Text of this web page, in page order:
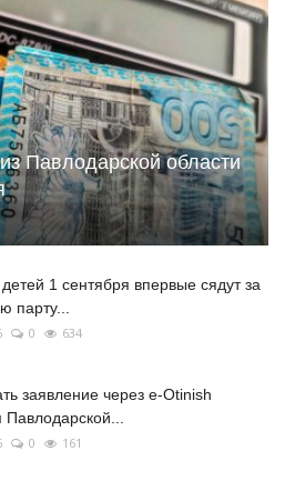
Павлодарской области
1 сентября впервые сядут за
парту...
0 634
заявление через e-Otinish
0 161